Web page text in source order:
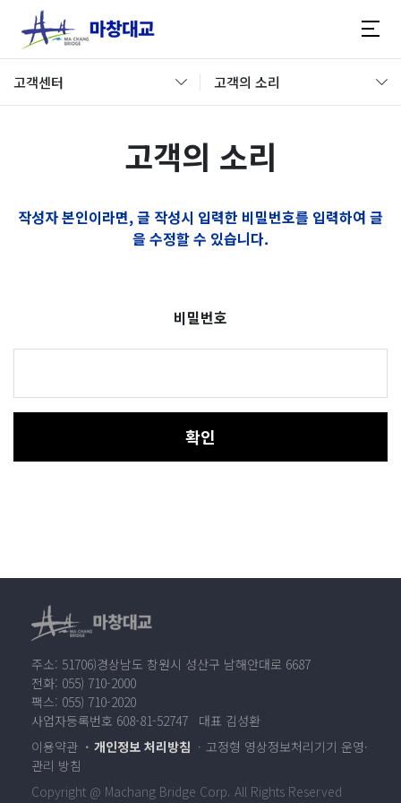
고객센터 고객의 소리
고객의 소리
작성자 본인이라면, 글 작성시 입력한 비밀번호를 입력하여 글
을 수정할 수 있습니다.
비밀번호
확인
주소: 51706)경상남도 창원시 성산구 남해안대로 6687
전화: 055) 710-2000
팩스: 055) 710-2020
사업자등록번호 608-81-52747 대표 김성환
이용약관
개인정보 처리방침
고정형 영상정보처리기기 운영·
관리 방침
Copyright @ Machang Bridge Corp. All Rights Reserved